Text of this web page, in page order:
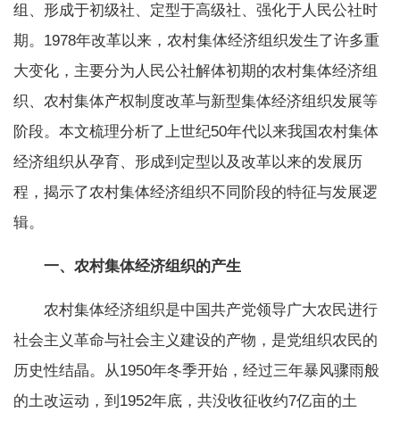
组、形成于初级社、定型于高级社、强化于人民公社时
期。1978年改革以来，农村集体经济组织发生了许多重
大变化，主要分为人民公社解体初期的农村集体经济组
织、农村集体产权制度改革与新型集体经济组织发展等
阶段。本文梳理分析了上世纪50年代以来我国农村集体
经济组织从孕育、形成到定型以及改革以来的发展历
程，揭示了农村集体经济组织不同阶段的特征与发展逻
辑。
一、农村集体经济组织的产生
农村集体经济组织是中国共产党领导广大农民进行
社会主义革命与社会主义建设的产物，是党组织农民的
历史性结晶。从1950年冬季开始，经过三年暴风骤雨般
的土改运动，到1952年底，共没收征收约7亿亩的土